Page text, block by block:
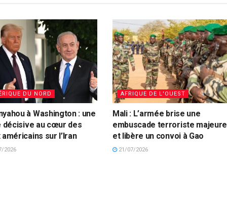
DU NORD
à Washington : une
décisive au cœur des
américains sur l’Iran
2026
AFRIQUE DE L'OUEST
Mali : L’armée brise une
embuscade terroriste majeure
et libère un convoi à Gao
21/07/2026